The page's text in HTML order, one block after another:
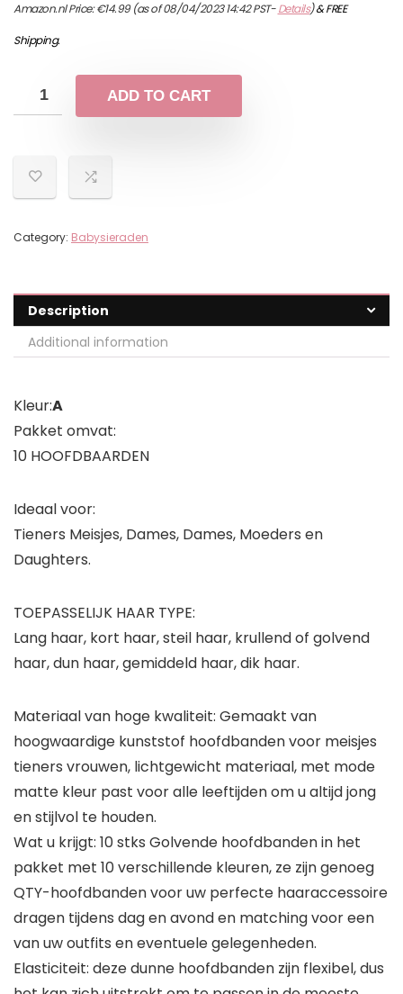
Amazon.nl Price:€14.99(as of 08/04/2023 14:42 PST-Details)&FREE
Shipping.
ADD TO CART
Category: Babysieraden
Description
Additional information
Kleur:A
Pakket omvat:
10 HOOFDBAARDEN
Ideaal voor:
Tieners Meisjes, Dames, Dames, Moeders en
Daughters.
TOEPASSELIJK HAAR TYPE:
Lang haar, kort haar, steil haar, krullend of golvend
haar, dun haar, gemiddeld haar, dik haar.
Materiaal van hoge kwaliteit: Gemaakt van
hoogwaardige kunststof hoofdbanden voor meisjes
tieners vrouwen, lichtgewicht materiaal, met mode
matte kleur past voor alle leeftijden om u altijd jong
en stijlvol te houden.
Wat u krijgt: 10 stks Golvende hoofdbanden in het
pakket met 10 verschillende kleuren, ze zijn genoeg
QTY-hoofdbanden voor uw perfecte haaraccessoire
dragen tijdens dag en avond en matching voor een
van uw outfits en eventuele gelegenheden.
Elasticiteit: deze dunne hoofdbanden zijn flexibel, dus